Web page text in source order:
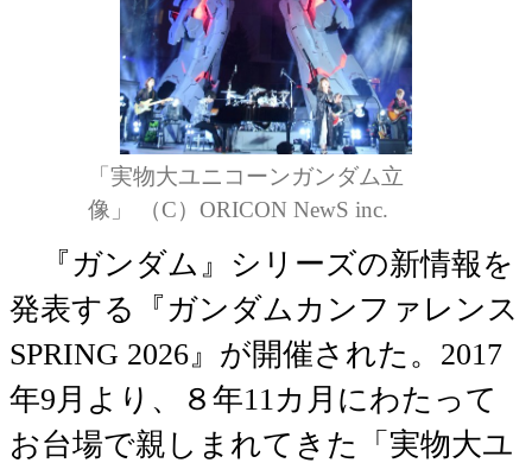
「実物大ユニコーンガンダム立
像」 （C）ORICON NewS inc.
『ガンダム』シリーズの新情報を
発表する『ガンダムカンファレンス
SPRING 2026』が開催された。2017
年9月より、８年11カ月にわたって
お台場で親しまれてきた「実物大ユ